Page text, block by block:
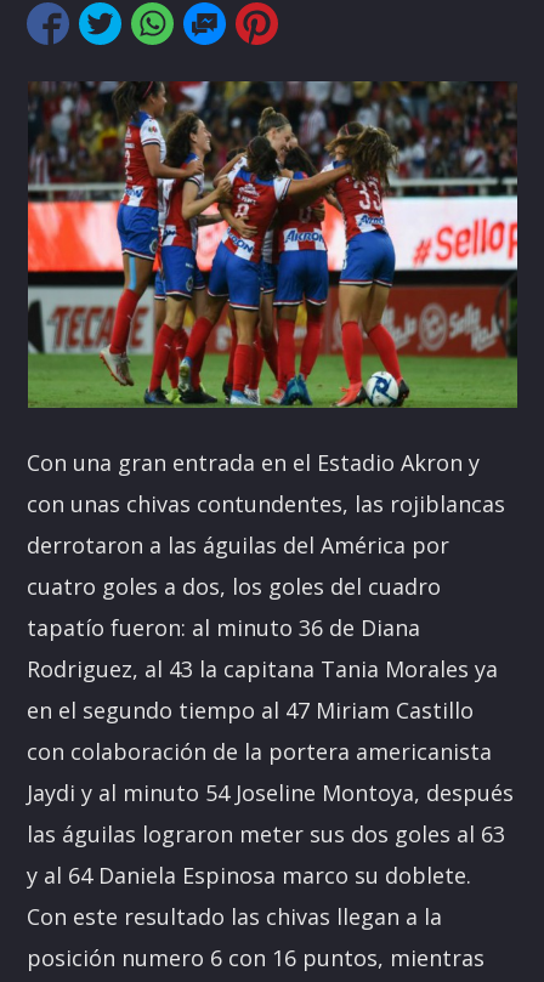
Con una gran entrada en el Estadio Akron y
con unas chivas contundentes, las rojiblancas
derrotaron a las águilas del América por
cuatro goles a dos, los goles del cuadro
tapatío fueron: al minuto 36 de Diana
Rodriguez, al 43 la capitana Tania Morales ya
en el segundo tiempo al 47 Miriam Castillo
con colaboración de la portera americanista
Jaydi y al minuto 54 Joseline Montoya, después
las águilas lograron meter sus dos goles al 63
y al 64 Daniela Espinosa marco su doblete.
Con este resultado las chivas llegan a la
posición numero 6 con 16 puntos, mientras